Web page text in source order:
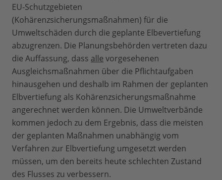
EU-Schutzgebieten
(Kohärenzsicherungsmaßnahmen) für die
Umweltschäden durch die geplante Elbevertiefung
abzugrenzen. Die Planungsbehörden vertreten dazu
die Auffassung, dass alle vorgesehenen
Ausgleichsmaßnahmen über die Pflichtaufgaben
hinausgehen und deshalb im Rahmen der geplanten
Elbvertiefung als Kohärenzsicherungsmaßnahme
angerechnet werden können. Die Umweltverbände
kommen jedoch zu dem Ergebnis, dass die meisten
der geplanten Maßnahmen unabhängig vom
Verfahren zur Elbvertiefung umgesetzt werden
müssen, um den bereits heute schlechten Zustand
des Flusses zu verbessern.